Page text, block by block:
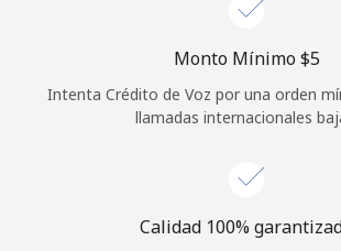
Monto Mínimo ⁦$5⁩
Intenta Crédito de Voz por una orden
llamadas internacionales
Calidad 100%